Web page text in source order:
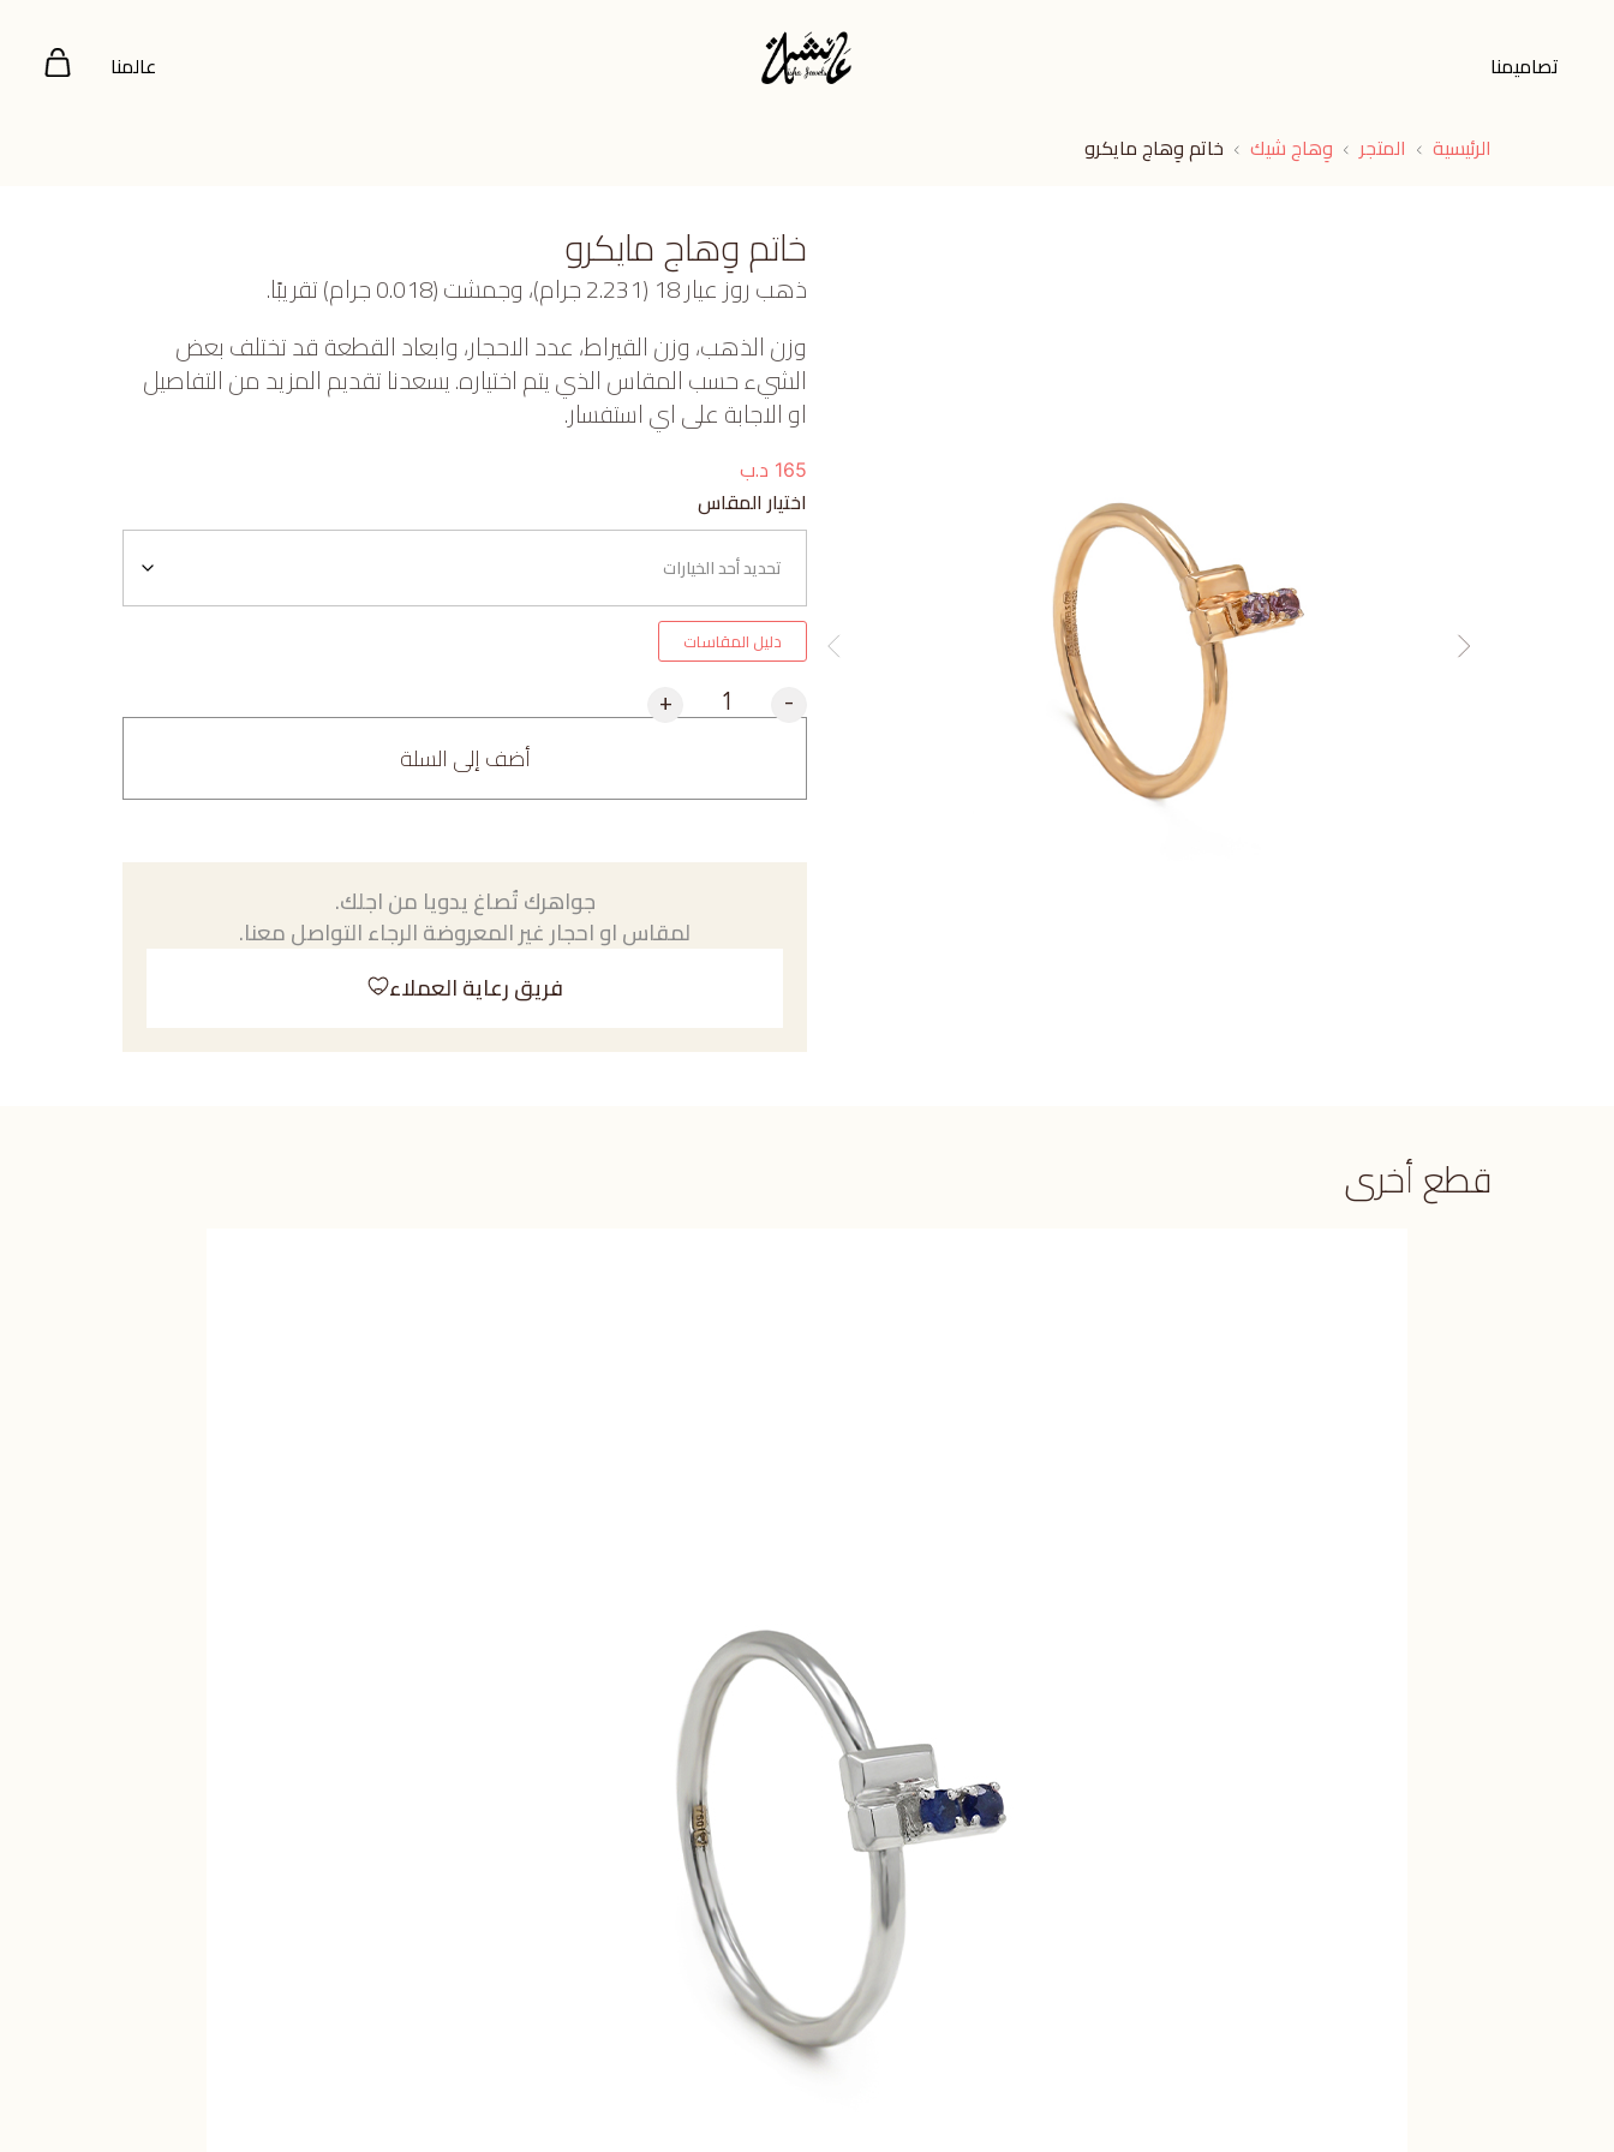
تصاميمنا عالمنا
الرئيسية المتجر وِهاج شيك خاتم وِهاج مايكرو
خاتم وِهاج مايكرو
ذهب روز عيار 18 (2.231 جرام)، وجمشت (0.018 جرام) تقريبًا.
وزن الذهب، وزن القيراط، عدد الاحجار، وابعاد القطعة قد تختلف بعض
الشيء حسب المقاس الذي يتم اختياره. يسعدنا تقديم المزيد من التفاصيل
او الاجابة على اي استفسار.
165 د.ب
اختيار المقاس
دليل المقاسات
-
+
أضف إلى السلة
جواهرك تُصاغ يدويا من اجلك.
لمقاس او احجار غير المعروضة الرجاء التواصل معنا.
فريق رعاية العملاء
قطع أخرى